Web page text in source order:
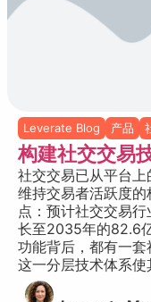
Leverate Blog 产品
构建社交交易
社交交易已从平台
维持交易者活跃度
点：预计社交交易
长至2035年的82.6
功能背后，都有一
这一分层技术体系